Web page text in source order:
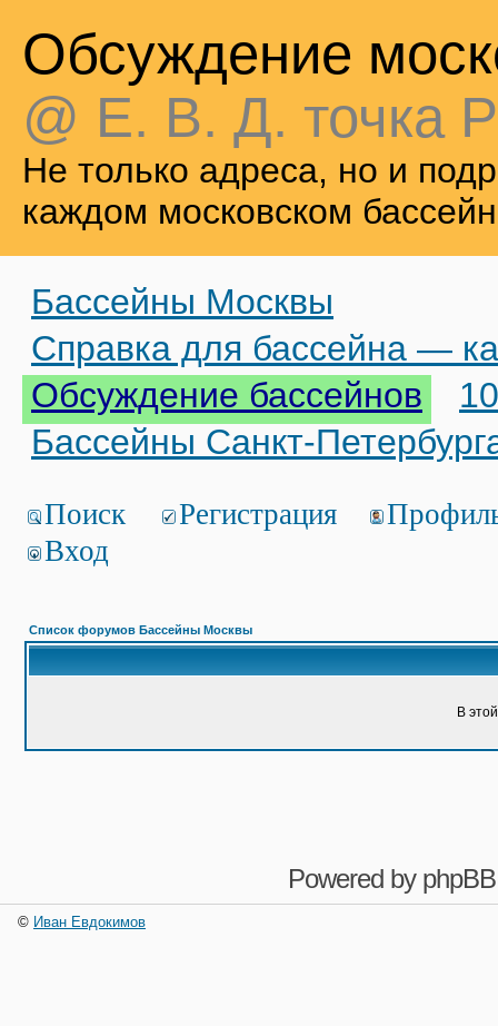
Обсуждение
@ Е. В. Д. точка
Не только адреса, но и
каждом московском
Бассейны Москвы
Справка для бассейна —
Обсуждение бассейнов
Бассейны Санкт-
Поиск Регистрация
Вход
Список форумов Бассейны Москвы
В
Powered by phpBB
© Иван Евдокимов